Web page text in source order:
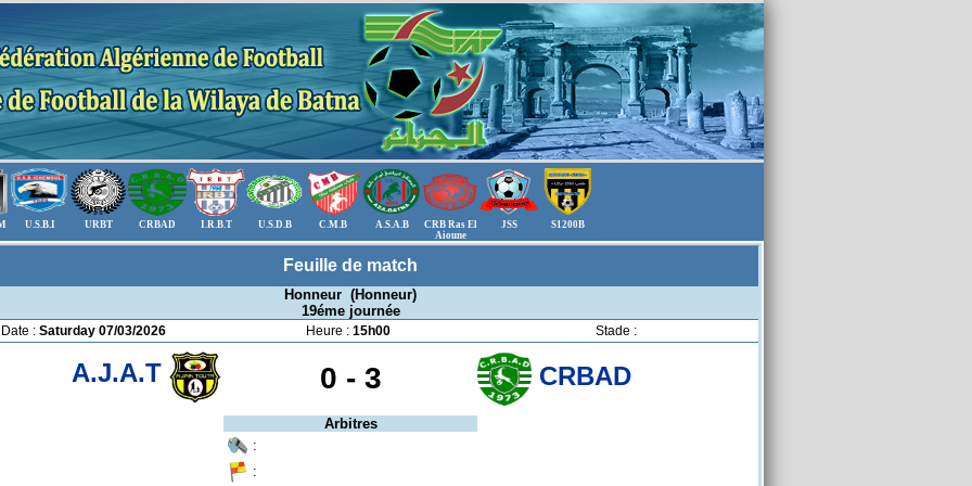
U.S.B.I URBT CRBAD I.R.B.T U.S.D.B C.M.B A.S.A.B
CRB Ras El
Aioune
JSS S1200B
Feuille de match
Honneur (Honneur)
19éme journée
Date : Saturday 07/03/2026 Heure : 15h00 Stade :
A.J.A.T 0 -3 CRBAD
Arbitres
:
: